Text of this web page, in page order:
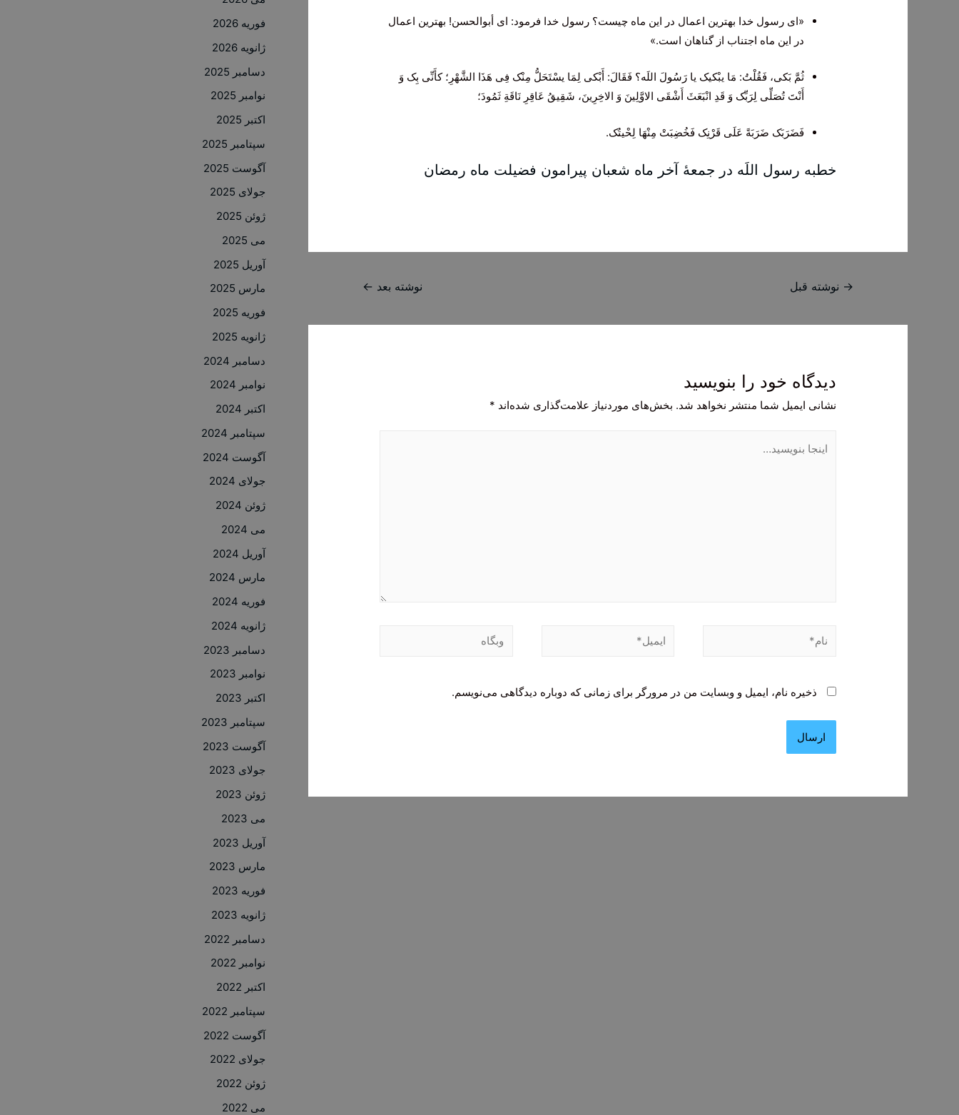
«ای‌ رسول‌ خدا بهترین‌ اعمال‌ در این‌ ماه‌ چیست‌؟ رسول‌ خدا فرمود: ای‌ أبوالحسن‌! بهترین‌ اعمال‌
در این‌ ماه‌ اجتناب‌ از گناهان‌ است‌.»
ثُمَّ بَکی‌، فَقُلْتُ: مَا یبْکیک یا رَسُولَ اللَه؟ فَقَالَ: أَبْکی‌ لِمَا یسْتَحَلُّ مِنْک فِی‌ هَذَا الشَّهْرِ؛ کأَنِّی‌ بِک وَ
أَنْتَ تُصَلِّی‌ لِرَبِّک وَ قَدِ انْبَعَثَ أَشْقَی‌ الاوَّلِینَ وَ الاخِرِینَ، شَقِیقُ عَاقِرِ نَاقَةِ ثَمُودَ؛
فَضَرَبَک ضَرَبَةً عَلَی‌ قَرْنِک فَخُضِبَتْ مِنْهَا لِحْیتُک.
خطبه رسول‌ اللَه‌ در جمعۀ آخر ماه‌ شعبان پيرامون فضيلت ماه رمضان‌
راهبری
→ نوشته قبل نوشته بعد ←
دیدگاه‌ خود را بنویسید
نشانی ایمیل شما منتشر نخواهد شد. بخش‌های موردنیاز علامت‌گذاری شده‌اند *
بنویسید…
نام* ایمیل* وبگاه
ذخیره نام، ایمیل و وبسایت من در مرورگر برای زمانی که دوباره دیدگاهی می‌نویسم.
فوریه 2026
ژانویه 2026
دسامبر 2025
نوامبر 2025
اکتبر 2025
سپتامبر 2025
آگوست 2025
جولای 2025
ژوئن 2025
می 2025
آوریل 2025
مارس 2025
فوریه 2025
ژانویه 2025
دسامبر 2024
نوامبر 2024
اکتبر 2024
سپتامبر 2024
آگوست 2024
جولای 2024
ژوئن 2024
می 2024
آوریل 2024
مارس 2024
فوریه 2024
ژانویه 2024
دسامبر 2023
نوامبر 2023
اکتبر 2023
سپتامبر 2023
آگوست 2023
جولای 2023
ژوئن 2023
می 2023
آوریل 2023
مارس 2023
فوریه 2023
ژانویه 2023
دسامبر 2022
نوامبر 2022
اکتبر 2022
سپتامبر 2022
آگوست 2022
جولای 2022
ژوئن 2022
می 2022